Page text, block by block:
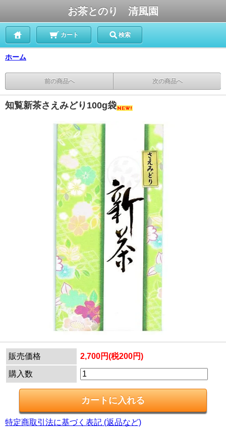
お茶とのり 清風園
カート 検索
ホーム
前の商品へ 次の商品へ
知覧新茶さえみどり100g袋
販売価格 2,700円(税200円)
購入数
特定商取引法に基づく表記 (返品など)